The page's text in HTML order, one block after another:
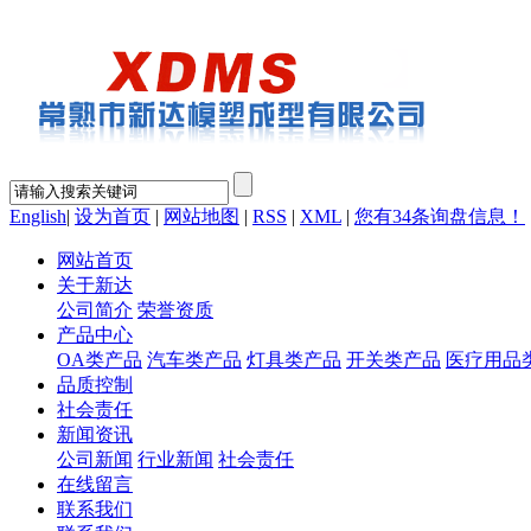
English| 设为首页 | 网站地图 | RSS | XML | 您有34条询盘信息！
网站首页
关于新达
公司简介 荣誉资质
产品中心
OA类产品 汽车类产品 灯具类产品 开关类产品 医疗用品
品质控制
社会责任
新闻资讯
公司新闻 行业新闻 社会责任
在线留言
联系我们